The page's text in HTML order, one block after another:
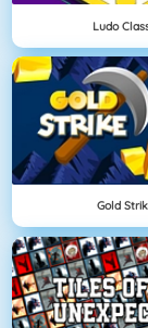
Ludo
Gold